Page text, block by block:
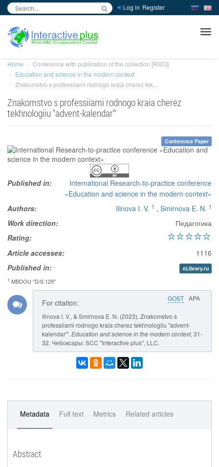
Log in Register
Home
Conference with publication of the collection [RSCI]
Education and science in the modern context
Znakomstvo s professiiami rodnogo kraia cherez tek...
Znakomstvo s professiiami rodnogo kraia cherez
tekhnologiiu "advent-kalendar'"
Conference Paper
Published in:
International Research-to-practice conference
«Education and science in the modern context»
Authors:
Ilinova I. V. 1 , Smirnova E. N. 1
Work direction:
Педагогика
Rating:
Article accesses:
1116
Published in:
eLibrary.ru
1 MBDOU "D/S 129"
GOST APA
For citation:
Ilinova I. V., & Smirnova E. N. (2023). Znakomstvo s
professiiami rodnogo kraia cherez tekhnologiiu "advent-
kalendar'". Education and science in the modern context, 31-
32. Чебоксары: SCC "Interactive plus", LLC.
Metadata Full text Metrics Related articles
Abstract